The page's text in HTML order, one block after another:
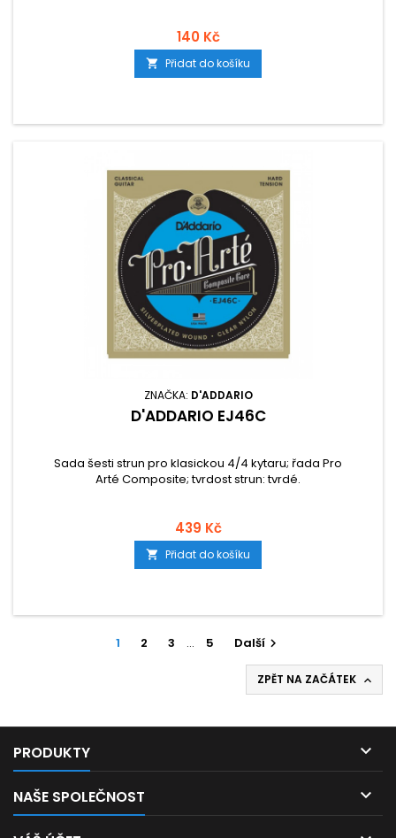
140 Kč
 Přidat do košíku
ZNAČKA: D'ADDARIO
D'ADDARIO EJ46C
Sada šesti strun pro klasickou 4/4 kytaru; řada Pro
Arté Composite; tvrdost strun: tvrdé.
439 Kč
 Přidat do košíku
1 2 3 … 5 Další
ZPĚT NA ZAČÁTEK 
PRODUKTY 
NAŠE SPOLEČNOST 